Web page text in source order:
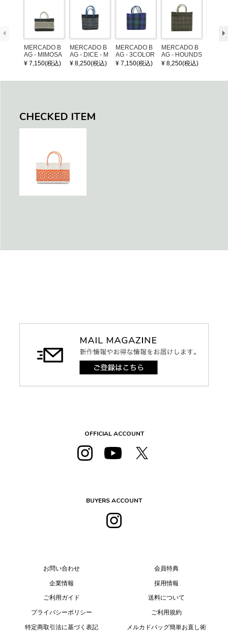
MERCADO B
AG - MIMOSA
- Black / Crea
m (SHORT X
¥ 7,150(税込)
MERCADO B
AG - DICE - M
OSAIC - Black
/ Cream / Meta
¥ 8,250(税込)
MERCADO B
AG - 3COLOR
S CHECK - Bl
ack / Dark Gre
¥ 7,150(税込)
MERCADO B
AG - HOUNDS
TOOTH - Blac
k / Cream (S)
¥ 8,250(税込)
CHECKED ITEM
OFFICIAL ACCOUNT
BUYERS ACCOUNT
お問い合わせ
企業情報
ご利用ガイド
プライバシーポリシー
特定商取引法に基づく表記
会員特典
採用情報
送料について
ご利用規約
メルカドバッグ簡単お直し術